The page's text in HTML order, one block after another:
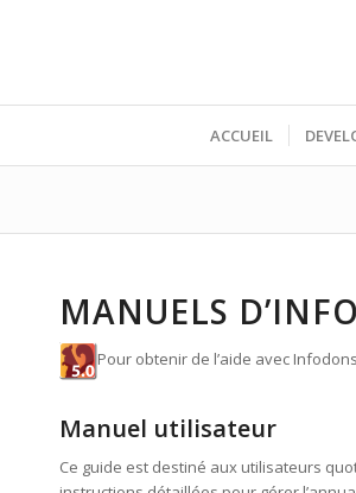
ACCUEIL
MANUELS
Pour obtenir de l’aide avec
Manuel utilisateur
Ce guide est destiné aux utilisateurs